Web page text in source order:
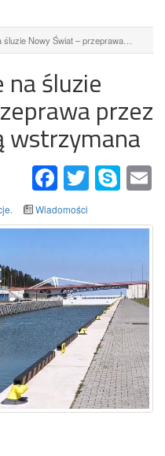
Nowy Świat – przeprawa…
śluzie
przez
wstrzymana
FacebookTwitter Skype
Wiadomości